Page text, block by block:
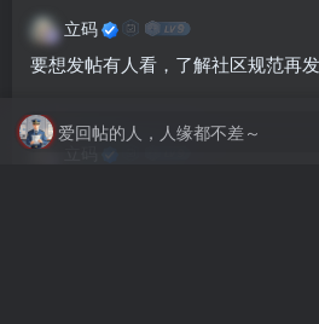
立码
要想发帖有人看，了解社区规范再
爱回帖的人，人缘都不差～